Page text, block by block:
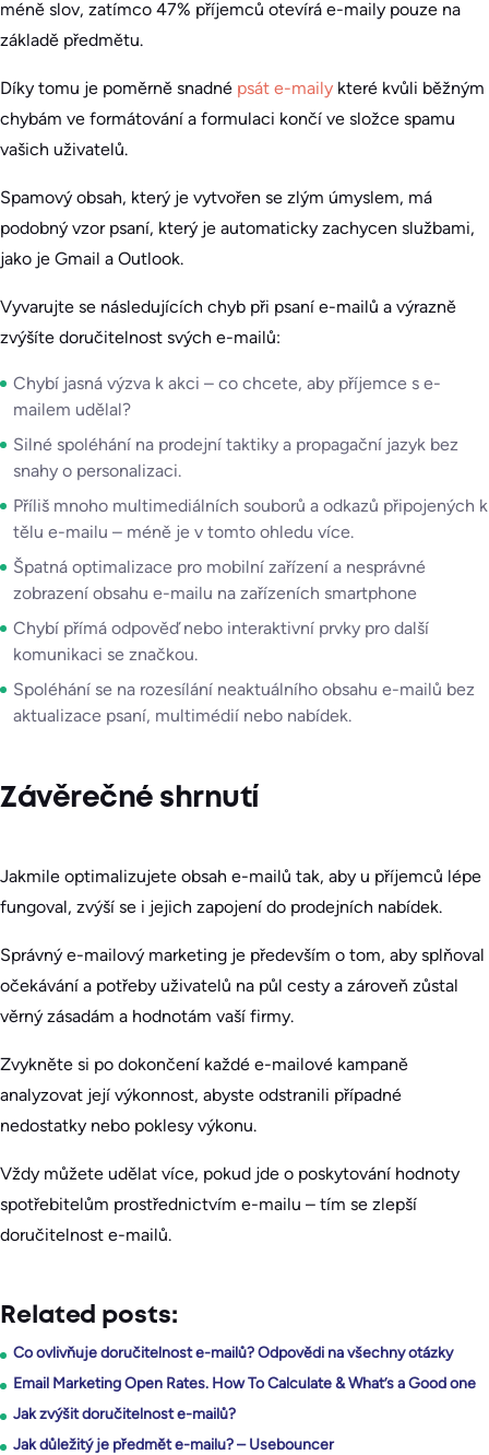
méně slov, zatímco 47% příjemců otevírá e-maily pouze na
základě předmětu.
Díky tomu je poměrně snadné psát e-maily které kvůli běžným
chybám ve formátování a formulaci končí ve složce spamu
vašich uživatelů.
Spamový obsah, který je vytvořen se zlým úmyslem, má
podobný vzor psaní, který je automaticky zachycen službami,
jako je Gmail a Outlook.
Vyvarujte se následujících chyb při psaní e-mailů a výrazně
zvýšíte doručitelnost svých e-mailů:
Chybí jasná výzva k akci – co chcete, aby příjemce s e-
mailem udělal?
Silné spoléhání na prodejní taktiky a propagační jazyk bez
snahy o personalizaci.
Příliš mnoho multimediálních souborů a odkazů připojených k
tělu e-mailu – méně je v tomto ohledu více.
Špatná optimalizace pro mobilní zařízení a nesprávné
zobrazení obsahu e-mailu na zařízeních smartphone
Chybí přímá odpověď nebo interaktivní prvky pro další
komunikaci se značkou.
Spoléhání se na rozesílání neaktuálního obsahu e-mailů bez
aktualizace psaní, multimédií nebo nabídek.
Závěrečné shrnutí
Jakmile optimalizujete obsah e-mailů tak, aby u příjemců lépe
fungoval, zvýší se i jejich zapojení do prodejních nabídek.
Správný e-mailový marketing je především o tom, aby splňoval
očekávání a potřeby uživatelů na půl cesty a zároveň zůstal
věrný zásadám a hodnotám vaší firmy.
Zvykněte si po dokončení každé e-mailové kampaně
analyzovat její výkonnost, abyste odstranili případné
nedostatky nebo poklesy výkonu.
Vždy můžete udělat více, pokud jde o poskytování hodnoty
spotřebitelům prostřednictvím e-mailu – tím se zlepší
doručitelnost e-mailů.
Related posts:
Co ovlivňuje doručitelnost e-mailů? Odpovědi na všechny otázky
Email Marketing Open Rates. How To Calculate & What’s a Good one
Jak zvýšit doručitelnost e-mailů?
Jak důležitý je předmět e-mailu? – Usebouncer